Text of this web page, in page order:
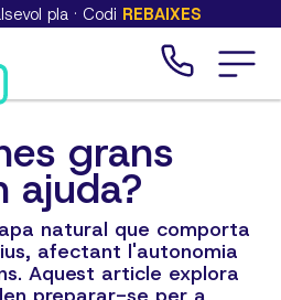
pla · Codi REBAIXES
grans
ajuda?
natural que comporta
afectant l'autonomia
Aquest article explora